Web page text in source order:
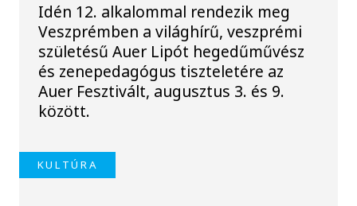
Idén 12. alkalommal rendezik meg
Veszprémben a világhírű, veszprémi
születésű Auer Lipót hegedűművész
és zenepedagógus tiszteletére az
Auer Fesztivált, augusztus 3. és 9.
között.
KULTÚRA